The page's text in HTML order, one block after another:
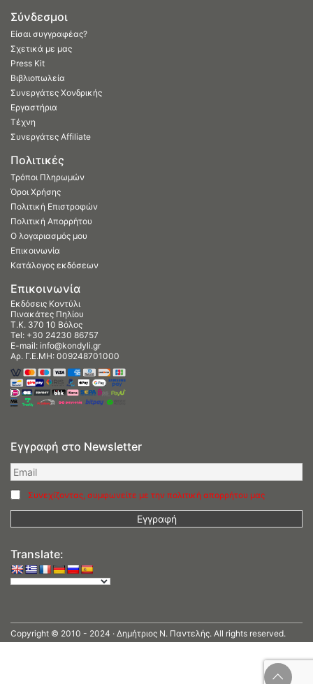
Σύνδεσμοι
Είσαι συγγραφέας?
Σχετικά με μας
Press Kit
Βιβλιοπωλεία
Συνεργάτες Χονδρικής
Εργαστήρια
Τέχνη
Συνεργάτες Affiliate
Πολιτικές
Τρόποι Πληρωμών
Όροι Χρήσης
Πολιτική Επιστροφών
Πολιτική Απορρήτου
Ο λογαριασμός μου
Επικοινωνία
Κατάλογος εκδόσεων
Επικοινωνία
Εκδόσεις Κοντύλι
Πινακάτες Πηλίου
Τ.Κ. 370 10 Βόλος
Tel: +30 24230 86757
E-mail: info@kondyli.gr
Αρ. Γ.Ε.ΜΗ: 009248701000
Εγγραφή στο Newsletter
Συνεχίζοντας, συμφωνείτε με την πολιτική απορρήτου μας
Translate:
Copyright © 2010 - 2024 · Δημήτριος N. Παντελής. All rights reserved.